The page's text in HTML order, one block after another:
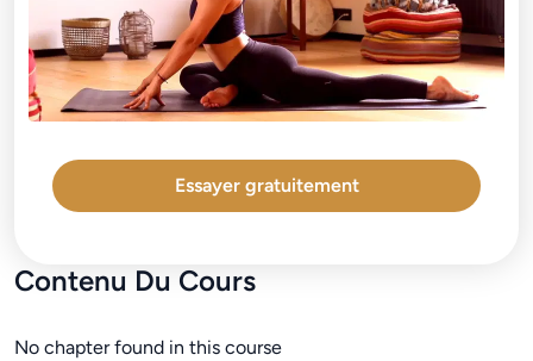
Contenu Du Cours
No chapter found in this course
Essayer gratuitement